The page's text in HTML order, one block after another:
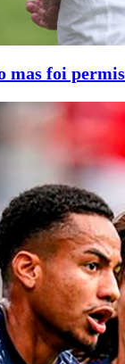
foi